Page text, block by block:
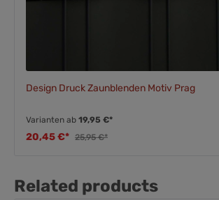
Design Druck Zaunblenden Motiv Prag
Varianten ab 19,95 €*
20,45 €* 25,95 €*
Related products